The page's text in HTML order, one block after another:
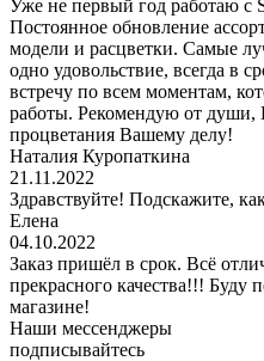
Уже не первый год работаю с
Постоянное обновление
модели и расцветки. Самые
одно удовольствие, всегда в
встречу по всем моментам,
работы. Рекомендую от
процветания Вашему делу!
Наталия Куропаткина
21.11.2022
Здравствуйте! Подскажите,
Елена
04.10.2022
Заказ пришёл в срок. Всё
прекрасного качества!!! Буду
магазине!
Наши мессенджеры
подписывайтесь